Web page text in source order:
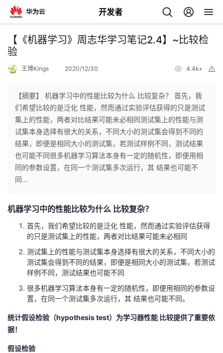
开发者
返
回
个
人
主
我
的
的
博
我
的
我
【《机器学习》周志华学习笔记2.4】~比较检
验
王博Kings 2020/12/30 4.4k+
【摘要】 机器学习中的性能比较为什么 比较复杂？ 首先，我
们希望比较的是泛化 性能，然而通过实验评估获得的只是测试
集上的性能，两者对比结果可能未必相同测试集上的性能与测
试集本身选择有很大的关系，不同大小的测试集会得到不同的
结果，即便是相同大小的测试集，若测试样例不同，测试结果
也可能不同很多机器学习算法本身有一定的随机性，即便用相
同的参数设置，在同一个测试集多次运行，其 结果也可能不
同...
机器学习中的性能比较为什么 比较复杂？
首先，我们希望比较的是泛化 性能，然而通过实验评估获得
的只是测试集上的性能，两者对比结果可能未必相同
测试集上的性能与测试集本身选择有很大的关系，不同大小的
测试集会得到不同的结果，即便是相同大小的测试集，若测试
样例不同，测试结果也可能不同
很多机器学习算法本身有一定的随机性，即便用相同的参数设
置，在同一个测试集多次运行，其 结果也可能不同。
统计假设检验（hypothesis test）为学习器性能 比较提供了重要依
据！
假设检验